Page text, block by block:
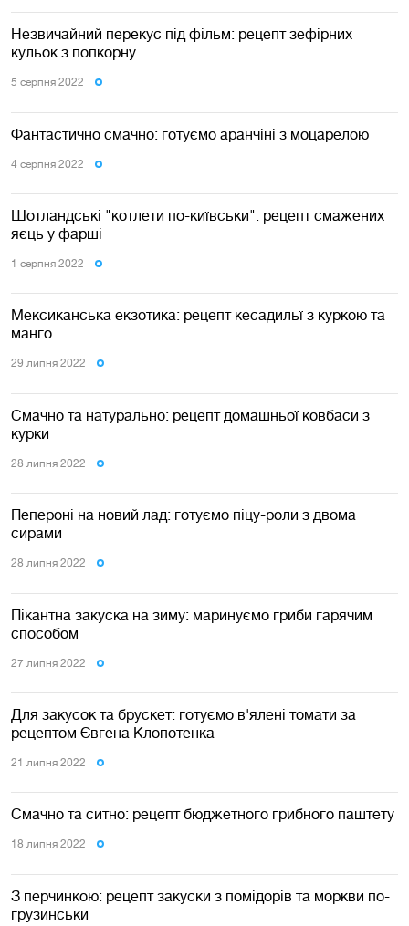
Незвичайний перекус під фільм: рецепт зефірних
кульок з попкорну
5 серпня 2022
Фантастично смачно: готуємо аранчіні з моцарелою
4 серпня 2022
Шотландські "котлети по-київськи": рецепт смажених
яєць у фарші
1 серпня 2022
Мексиканська екзотика: рецепт кесадильї з куркою та
манго
29 липня 2022
Смачно та натурально: рецепт домашньої ковбаси з
курки
28 липня 2022
Пепероні на новий лад: готуємо піцу-роли з двома
сирами
28 липня 2022
Пікантна закуска на зиму: маринуємо гриби гарячим
способом
27 липня 2022
Для закусок та брускет: готуємо в'ялені томати за
рецептом Євгена Клопотенка
21 липня 2022
Смачно та ситно: рецепт бюджетного грибного паштету
18 липня 2022
З перчинкою: рецепт закуски з помідорів та моркви по-
грузинськи